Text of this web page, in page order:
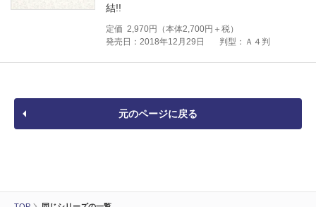
結!!
定価 2,970円（本体2,700円＋税）
発売日：2018年12月29日
判型：Ａ４判
元のページに戻る